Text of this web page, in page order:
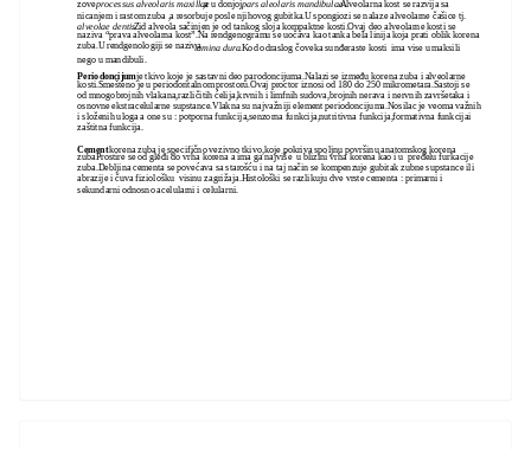
zoveprocessus alveolaris maxillae,a u donjojpars aleolaris mandibulae.Alveolarna kost se razvija sa
nicanjem i rastom zuba ,a resorbuje posle njihovog gubitka.U spongiozi se nalaze alveolarne čašice tj.
alveolae dentis.Zid alveola sačinjen je od tankog sloja kompaktne kosti.Ovaj deo alveolarne kosti se
naziva “prava alveolarna kost”.Na rendgenogramu se uočava kao tanka bela linija koja prati oblik korena
zuba.U rendgenologiji se nazivalamina dura.Kod odraslog čoveka sunđeraste kosti ima vise u maksili
nego u mandibuli.
Periodoncijumje tkivo koje je sastavni deo parodoncijuma.Nalazi se između korena zuba i alveolarne
kosti.Smešteno je u periodontalnom prostoru.Ovaj proctor iznosi od 180 do 250 mikrometara.Sastoji se
od mnogobrojnih vlakana,različitih ćelija,krvnih i limfnih sudova,brojnih nerava i nervnih završetaka i
osnovne ekstracelularne supstance.Vlakna su najvažniji element periodoncijuma.Nosilac je veoma važnih
i složenih uloga a one su : potporna funkcija,senzorna funkcija,nutritivna funkcija,formativna funkcijai
zaštitna funkcija.
Cementkorena zuba je specifično vezivno tkivo,koje pokriva spoljnu površinu anatomskog korena
zubaProstire se od gleđi do vrha korena a ima ga najviše u blizini vrha korena kao i u predelu furkacije
zuba.Debljina cementa se povećava sa starošću i na taj način se kompenzuje gubitak zubne supstance ili
abrazije i čuva fiziološku visinu zagrižaja.Histološki se razlikuju dve vrste cementa : primarni i
sekundarni odnosno acelularni i celularni.